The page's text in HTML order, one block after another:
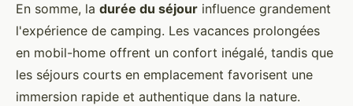
En somme, la durée du séjour influence grandement
l'expérience de camping. Les vacances prolongées
en mobil-home offrent un confort inégalé, tandis que
les séjours courts en emplacement favorisent une
immersion rapide et authentique dans la nature.